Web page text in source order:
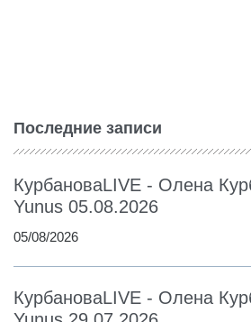
Последние записи
КурбановаLIVE - Олена
Yunus 05.08.2026
05/08/2026
КурбановаLIVE - Олена